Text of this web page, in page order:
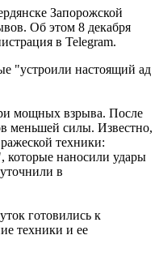
Запорожской
Об этом 8 декабря
в Telegram.
"устроили настоящий ад
мощных взрыва. После
меньшей силы. Известно,
техники:
которые наносили удары
в
готовились к
техники и ее